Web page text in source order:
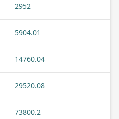
2952
5904.01
14760.04
29520.08
73800.2